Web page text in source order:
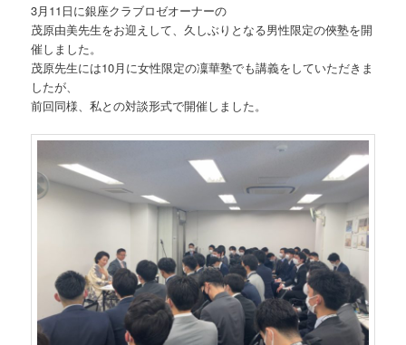
3月11日に銀座クラブロゼオーナーの
茂原由美先生をお迎えして、久しぶりとなる男性限定の俠塾を開
催しました。
茂原先生には10月に女性限定の凜華塾でも講義をしていただきま
したが、
前回同様、私との対談形式で開催しました。